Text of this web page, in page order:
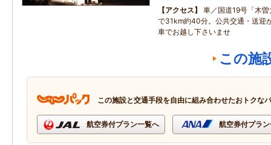
アクセス
車／国道19号「木
で31km約40分。公共交通・送迎
車でお越し下さいませ
この施
この施設と交通手段を自由に組み合わせたおトクな
航空券付プラン一覧へ 航空券付プラ